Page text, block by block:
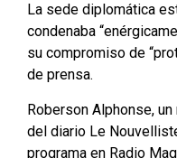
La sede diplomática
condenaba
su compromiso de
de prensa.
Roberson Alphonse,
del diario Le
programa en Radio